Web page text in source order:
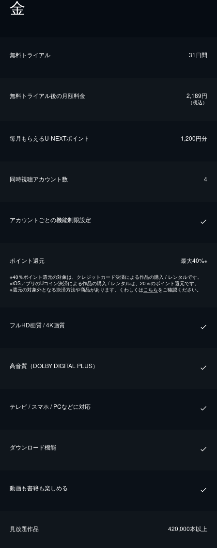
金
無料トライアル 31日間
無料トライアル後の⽉額料金 2,189円
（税込）
毎⽉もらえるU-NEXTポイント 1,200円分
同時視聴アカウント数 4
アカウントごとの機能制限設定
ポイント還元 最⼤40%※
※40％ポイント還元の対象は、クレジットカード決済による作品の購入 / レンタルです。
※iOSアプリのUコイン決済による作品の購入 / レンタルは、20％のポイント還元です。
※還元の対象外となる決済方法や商品があります。くわしくはこちらをご確認ください。
フルHD画質 / 4K画質
⾼⾳質（DOLBY DIGITAL PLUS）
テレビ / スマホ / PCなどに対応
ダウンロード機能
動画も書籍も楽しめる
⾒放題作品 420,000本以上